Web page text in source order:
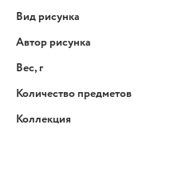
Вид рисунка
Автор рисунка
Вес, г
Количество предметов
Коллекция